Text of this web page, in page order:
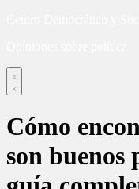
Cómo
son buenos